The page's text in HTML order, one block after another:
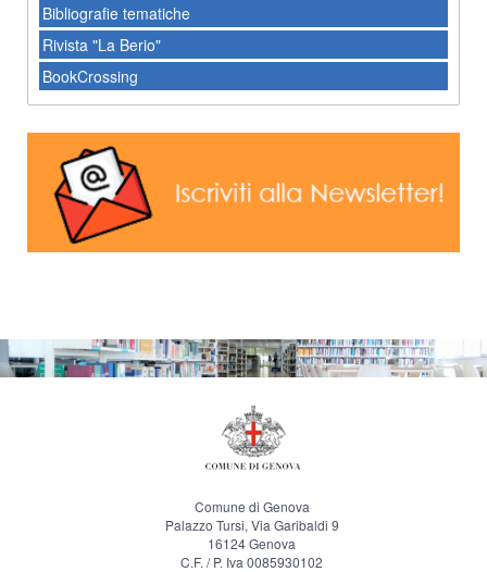
Bibliografie tematiche
Rivista "La Berio"
BookCrossing
Comune di Genova
Palazzo Tursi, Via Garibaldi 9
16124 Genova
C.F. / P. Iva 0085930102